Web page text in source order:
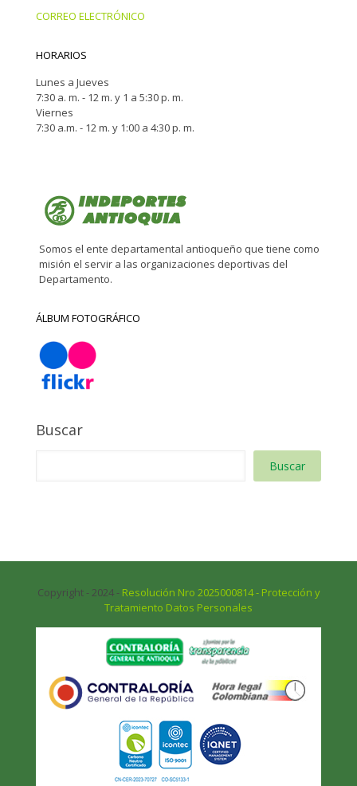
CORREO ELECTRÓNICO
HORARIOS
Lunes a Jueves
7:30 a. m. - 12 m. y 1 a 5:30 p. m.
Viernes
7:30 a.m. - 12 m. y 1:00 a 4:30 p. m.
Somos el ente departamental antioqueño que tiene como
misión el servir a las organizaciones deportivas del
Departamento.
ÁLBUM FOTOGRÁFICO
Buscar
Buscar
Copyright - 2024 - Resolución Nro 2025000814 - Protección y
Tratamiento Datos Personales